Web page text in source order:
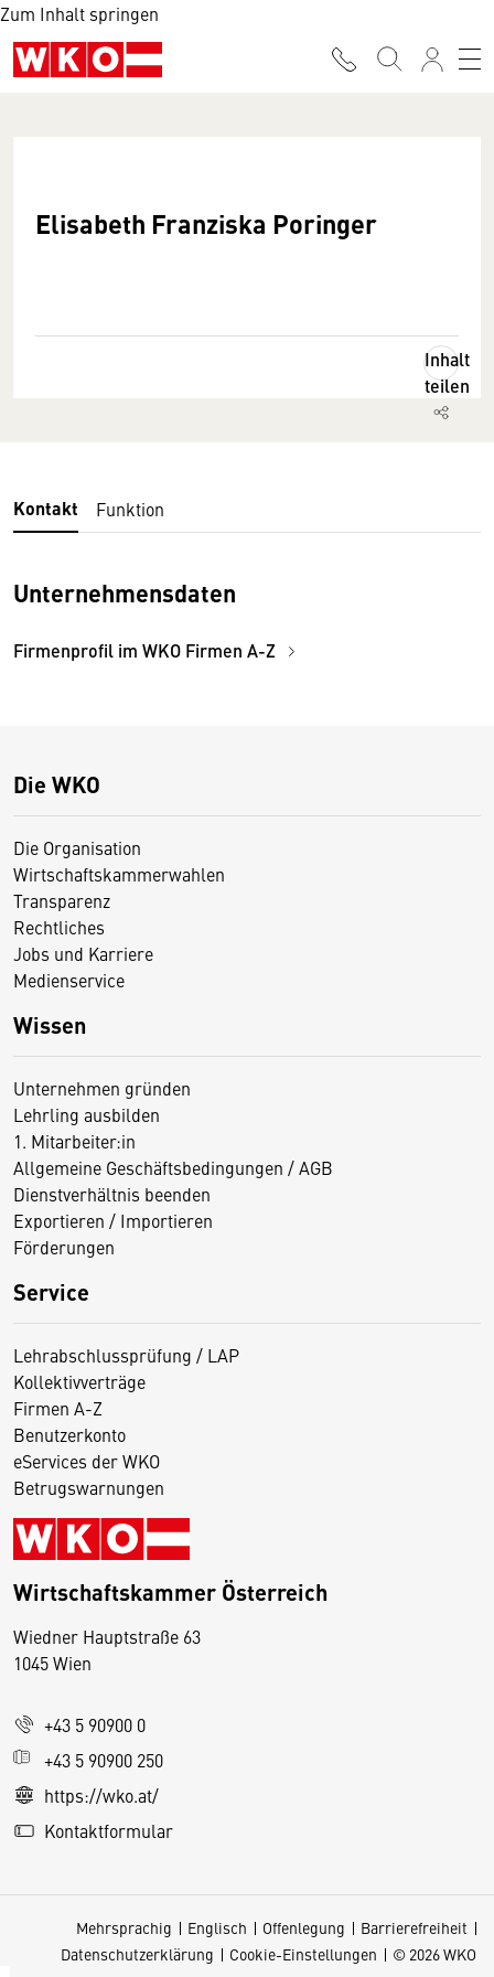
Zum Inhalt springen
Elisabeth Franziska Poringer
Inhalt
teilen
Kontakt Funktion
Unternehmensdaten
Firmenprofil im WKO Firmen A-Z
Die WKO
Die Organisation
Wirtschaftskammerwahlen
Transparenz
Rechtliches
Jobs und Karriere
Medienservice
Wissen
Unternehmen gründen
Lehrling ausbilden
1. Mitarbeiter:in
Allgemeine Geschäftsbedingungen / AGB
Dienstverhältnis beenden
Exportieren / Importieren
Förderungen
Service
Lehrabschlussprüfung / LAP
Kollektivverträge
Firmen A-Z
Benutzerkonto
eServices der WKO
Betrugswarnungen
Wirtschaftskammer Österreich
Wiedner Hauptstraße 63
1045 Wien
+43 5 90900 0
+43 5 90900 250
https://wko.at/
Kontaktformular
Mehrsprachig Englisch Offenlegung
Barrierefreiheit
Datenschutzerklärung
Cookie-Einstellungen © 2026 WKO
D
s
e
S
e